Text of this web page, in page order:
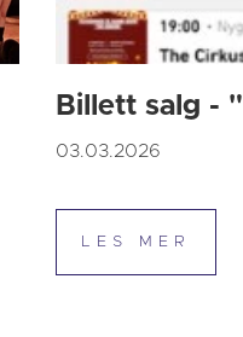
Billett salg -
03.03.2026